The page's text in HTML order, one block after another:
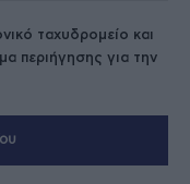
ταχυδρομείο και
περιήγησης για την